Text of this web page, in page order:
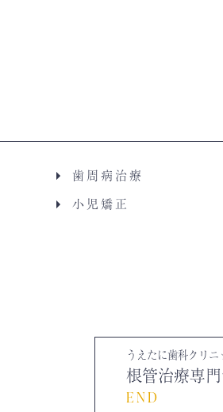
歯周病治療
小児矯正
うえたに歯科クリニ
根管治療専
END